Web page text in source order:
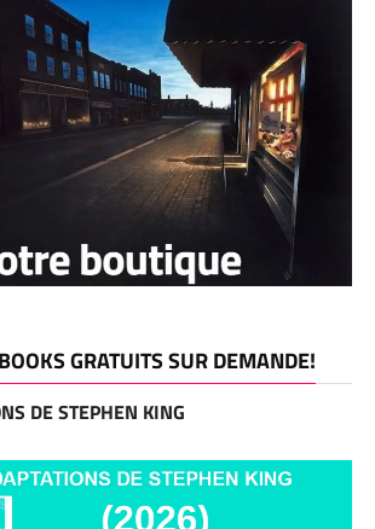
GRATUITS SUR DEMANDE!
DE STEPHEN KING